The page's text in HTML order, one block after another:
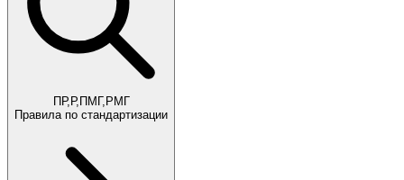
ПР,Р,ПМГ,РМГ
Правила по стандартизации